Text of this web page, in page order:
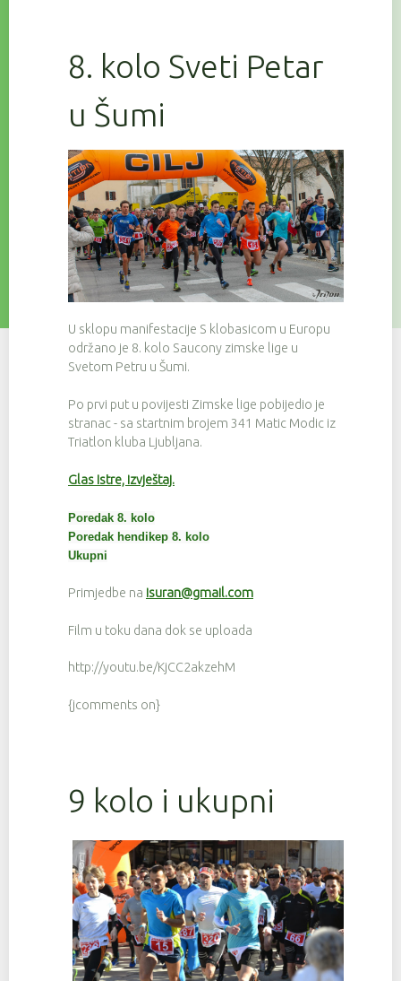
8. kolo Sveti Petar
u Šumi
U sklopu manifestacije S klobasicom u Europu
održano je 8. kolo Saucony zimske lige u
Svetom Petru u Šumi.
Po prvi put u povijesti Zimske lige pobijedio je
stranac - sa startnim brojem 341 Matic Modic iz
Triatlon kluba Ljubljana.
Glas Istre, izvještaj.
Poredak 8. kolo
Poredak hendikep 8. kolo
Ukupni
Primjedbe na isuran@gmail.com
Film u toku dana dok se uploada
http://youtu.be/KjCC2akzehM
{jcomments on}
9 kolo i ukupni